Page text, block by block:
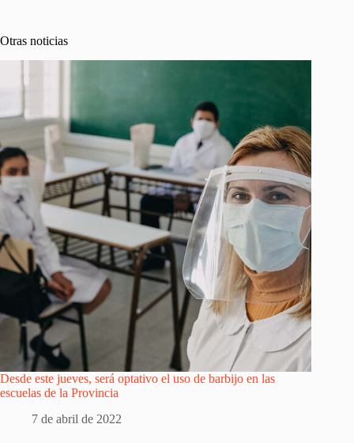
Otras noticias
Desde este jueves, será optativo el uso de barbijo en las
escuelas de la Provincia
7 de abril de 2022